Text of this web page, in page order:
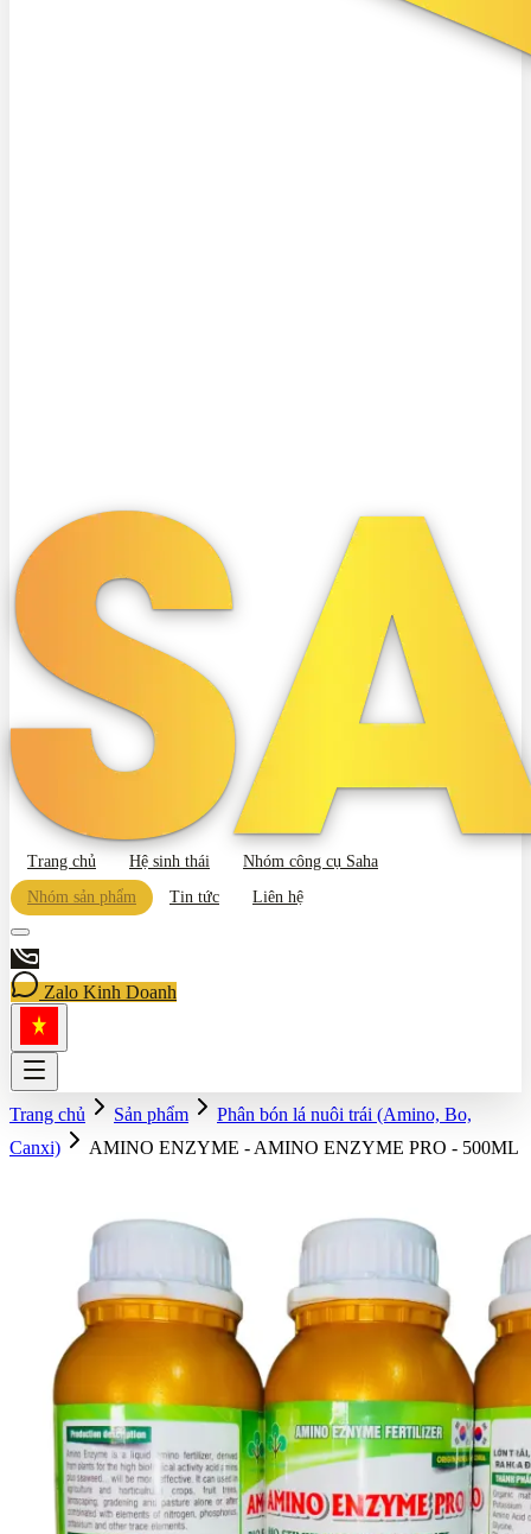
Trang chủ Hệ sinh thái
Nhóm công cụ Saha
Nhóm sản phẩm
Tin tức Liên hệ
Zalo Kinh Doanh
Trang chủ Sản phẩm
Phân bón lá nuôi trái (Amino, Bo,
Canxi)
AMINO ENZYME - AMINO ENZYME PRO - 500ML